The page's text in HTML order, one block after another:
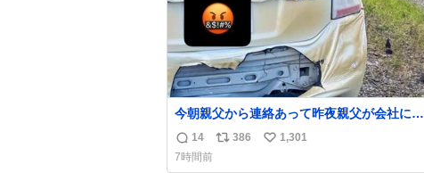
今朝親父から連絡あって昨夜親父が会社に置
いてたプリウスが燃えたらしく、距離と経年
でバッテリーイカれてたか？って思ったら放
火らしいし隣のトラックも一部燃えたみた
返
信
14
リ
386
い
1,301
7時間前